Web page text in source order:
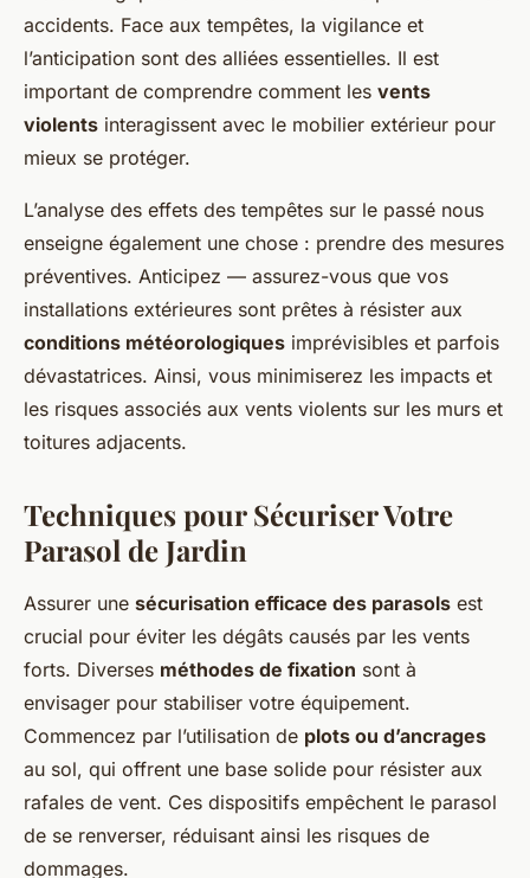
accidents. Face aux tempêtes, la vigilance et
l’anticipation sont des alliées essentielles. Il est
important de comprendre comment les vents
violents interagissent avec le mobilier extérieur pour
mieux se protéger.
L’analyse des effets des tempêtes sur le passé nous
enseigne également une chose : prendre des mesures
préventives. Anticipez — assurez-vous que vos
installations extérieures sont prêtes à résister aux
conditions météorologiques imprévisibles et parfois
dévastatrices. Ainsi, vous minimiserez les impacts et
les risques associés aux vents violents sur les murs et
toitures adjacents.
Techniques pour Sécuriser Votre
Parasol de Jardin
Assurer une sécurisation efficace des parasols est
crucial pour éviter les dégâts causés par les vents
forts. Diverses méthodes de fixation sont à
envisager pour stabiliser votre équipement.
Commencez par l’utilisation de plots ou d’ancrages
au sol, qui offrent une base solide pour résister aux
rafales de vent. Ces dispositifs empêchent le parasol
de se renverser, réduisant ainsi les risques de
dommages.